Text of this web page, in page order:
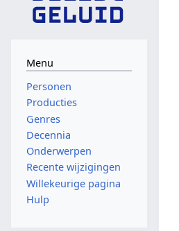
Menu
Personen
Producties
Genres
Decennia
Onderwerpen
Recente wijzigingen
Willekeurige pagina
Hulp